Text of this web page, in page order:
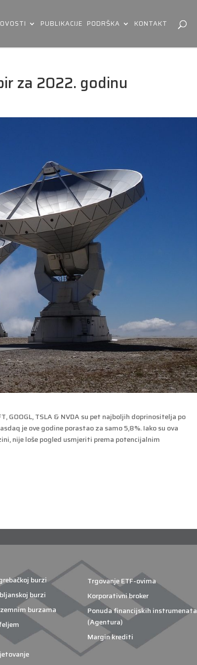
PUBLIKACIJE PODRŠKA KONTAKT
za 2022. godinu
GOOGL, TSLA & NVDA su pet najboljih doprinositelja po
je ove godine porastao za samo 5,8%. Iako su ova
nije loše pogled usmjeriti prema potencijalnim
burzi
burzi
burzama
Trgovanje ETF-ovima
Korporativni broker
Ponuda financijskih instrumenata
(Agentura)
Margin krediti